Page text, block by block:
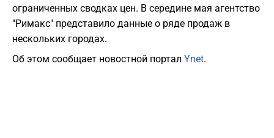
ограниченных сводках цен. В середине мая агентство
"Римакс" представило данные о ряде продаж в
нескольких городах.
Об этом сообщает новостной портал Ynet.